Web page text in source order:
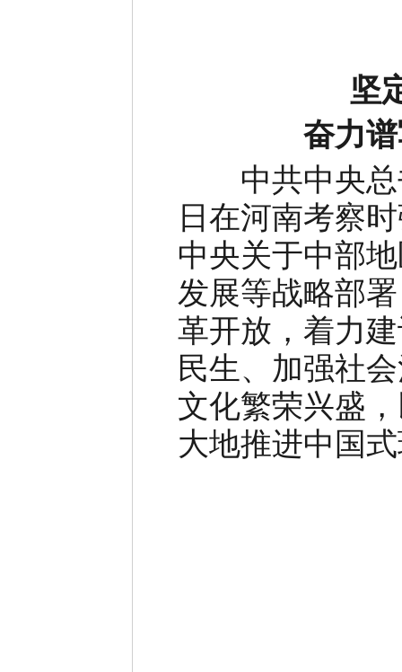
坚
奋力
中共中央
日在河南考察
中央关于中部
发展等战略部
革开放，着力
民生、加强社
文化繁荣兴盛
大地推进中国